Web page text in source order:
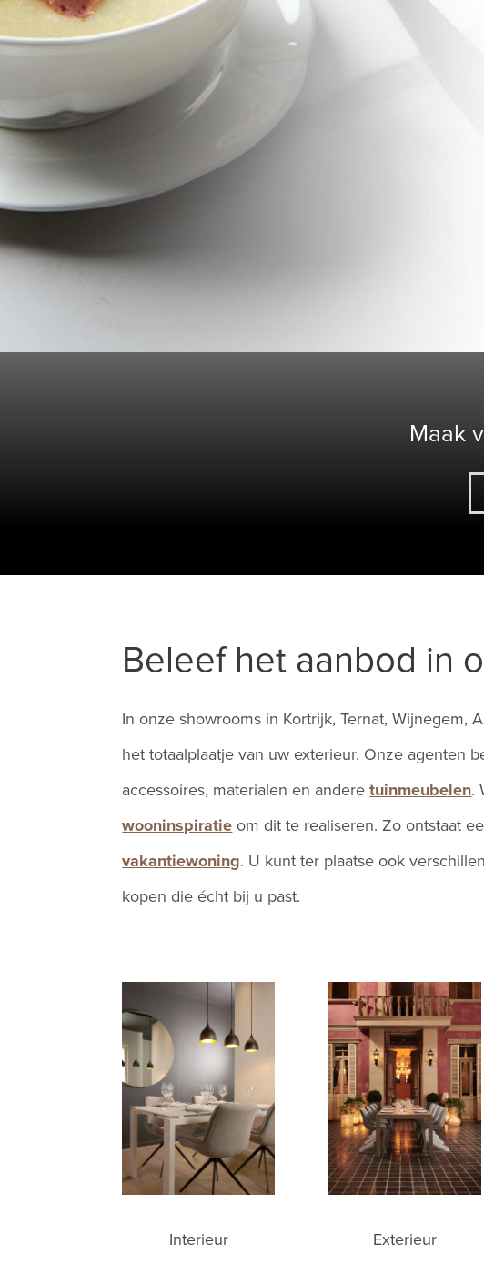
Maak
Beleef het aanbod in
In onze showrooms in Kortrijk, Ternat, Wijnegem,
het totaalplaatje van uw exterieur. Onze agenten
accessoires, materialen en anderetuinmeubelen.
wooninspiratie om dit te realiseren. Zo ontstaat
vakantiewoning. U kunt ter plaatse ook
kopen die écht bij u past.
Interieur Exterieur